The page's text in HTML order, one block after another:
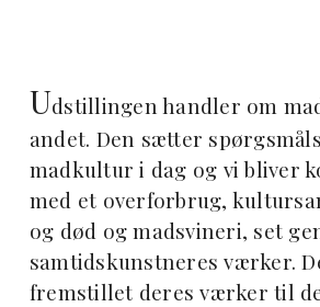
Udstillingen handler om
andet. Den sætter
madkultur i dag og vi bliver
med et overforbrug,
og død og madsvineri, set
samtidskunstneres værker.
fremstillet deres værker til